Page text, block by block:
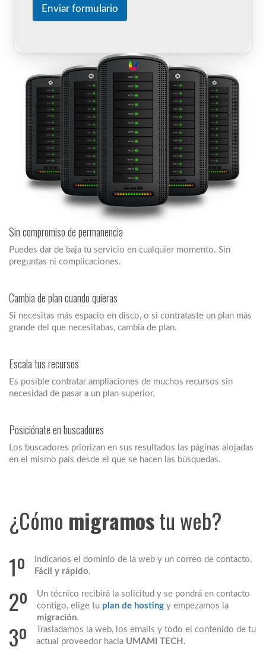
Enviar formulario
Sin compromiso de permanencia
Puedes dar de baja tu servicio en cualquier momento. Sin
preguntas ni complicaciones.
Cambia de plan cuando quieras
Si necesitas más espacio en disco, o si contrataste un plan más
grande del que necesitabas, cambia de plan.
Escala tus recursos
Es posible contratar ampliaciones de muchos recursos sin
necesidad de pasar a un plan superior.
Posiciónate en buscadores
Los buscadores priorizan en sus resultados las páginas alojadas
en el mismo país desde el que se hacen las búsquedas.
¿Cómo migramostu web?
1º
Indícanos el dominio de la web y un correo de contacto.
Fácil y rápido.
2º
Un técnico recibirá la solicitud y se pondrá en contacto
contigo, elige tu plan de hosting y empezamos la
migración.
3º
Trasladamos la web, los emails y todo el contenido de tu
actual proveedor hacia UMAMI TECH .